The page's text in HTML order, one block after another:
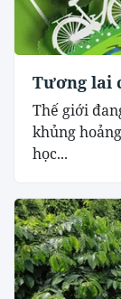
Tương lai
Thế giới
khủng
học...